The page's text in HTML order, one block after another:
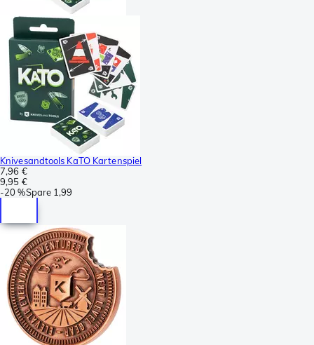
Knivesandtools KaTO Kartenspiel
7,96 €
9,95 €
-20 %Spare 1,99